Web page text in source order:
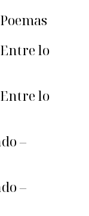
lo
lo
–
–